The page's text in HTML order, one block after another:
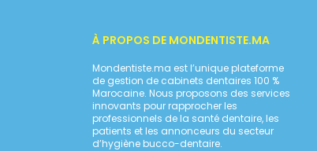
À PROPOS DE MONDENTISTE.MA
Mondentiste.ma est l’unique plateforme
de gestion de cabinets dentaires 100 %
Marocaine. Nous proposons des services
innovants pour rapprocher les
professionnels de la santé dentaire, les
patients et les annonceurs du secteur
d’hygiène bucco-dentaire.